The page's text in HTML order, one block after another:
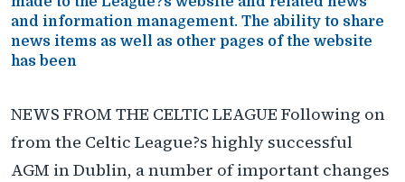
and information management. The ability to share
news items as well as other pages of the website
has been
NEWS FROM THE CELTIC LEAGUE Following on
from the Celtic League?s highly successful
AGM in Dublin, a number of important changes